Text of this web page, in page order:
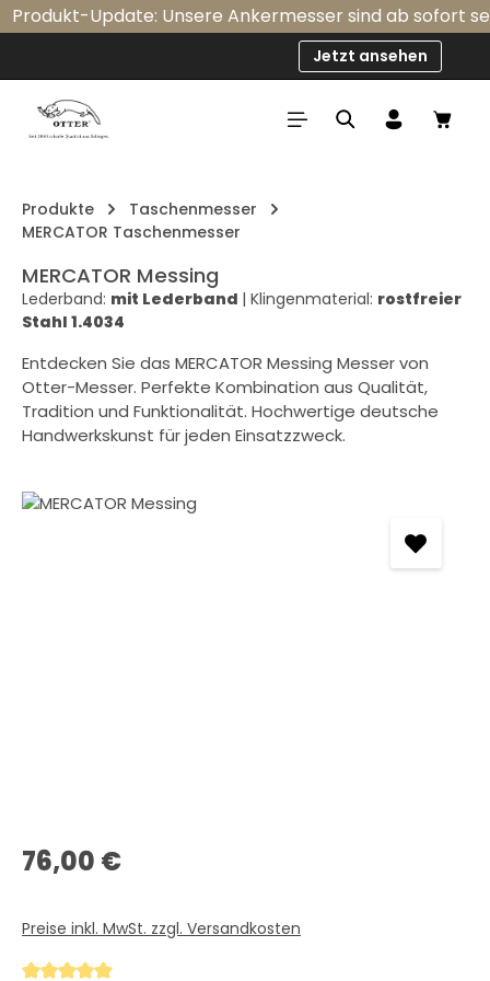
Zum Hauptinhalt springen
Update: Unsere Ankermesser sind ab sofort
Jetzt ansehen
Produkte
Taschenmesser
MERCATOR Taschenmesser
MERCATOR Messing
Lederband: mit Lederband | Klingenmaterial: rostfreier
Stahl 1.4034
Entdecken Sie das MERCATOR Messing Messer von
Otter-Messer. Perfekte Kombination aus Qualität,
Tradition und Funktionalität. Hochwertige deutsche
Handwerkskunst für jeden Einsatzzweck.
Bildergalerie überspringen
Regulärer Preis:
76,00 €
Preise inkl. MwSt. zzgl. Versandkosten